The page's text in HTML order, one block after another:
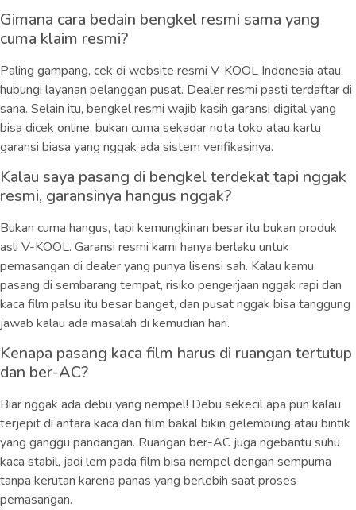
Gimana cara bedain bengkel resmi sama yang
cuma klaim resmi?
Paling gampang, cek di website resmi V-KOOL Indonesia atau
hubungi layanan pelanggan pusat. Dealer resmi pasti terdaftar di
sana. Selain itu, bengkel resmi wajib kasih garansi digital yang
bisa dicek online, bukan cuma sekadar nota toko atau kartu
garansi biasa yang nggak ada sistem verifikasinya.
Kalau saya pasang di bengkel terdekat tapi nggak
resmi, garansinya hangus nggak?
Bukan cuma hangus, tapi kemungkinan besar itu bukan produk
asli V-KOOL. Garansi resmi kami hanya berlaku untuk
pemasangan di dealer yang punya lisensi sah. Kalau kamu
pasang di sembarang tempat, risiko pengerjaan nggak rapi dan
kaca film palsu itu besar banget, dan pusat nggak bisa tanggung
jawab kalau ada masalah di kemudian hari.
Kenapa pasang kaca film harus di ruangan tertutup
dan ber-AC?
Biar nggak ada debu yang nempel! Debu sekecil apa pun kalau
terjepit di antara kaca dan film bakal bikin gelembung atau bintik
yang ganggu pandangan. Ruangan ber-AC juga ngebantu suhu
kaca stabil, jadi lem pada film bisa nempel dengan sempurna
tanpa kerutan karena panas yang berlebih saat proses
pemasangan.